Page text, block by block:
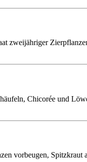
zweijähriger
Chicorée und
vorbeugen,